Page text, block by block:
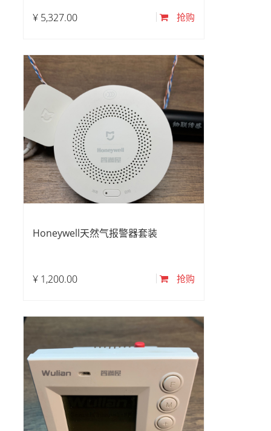
¥ 5,327.00 抢购
Honeywell天然气报警器套装
¥ 1,200.00 抢购